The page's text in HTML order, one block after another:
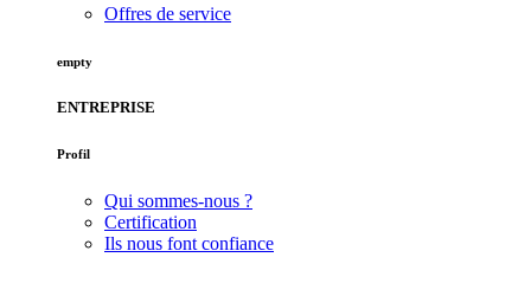
Offres de service
empty
ENTREPRISE
Profil
Qui sommes-nous ?
Certification
Ils nous font confiance